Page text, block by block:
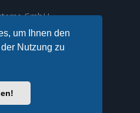
um Ihnen den
Nutzung zu
GmbH
102
2191 59897 61
by